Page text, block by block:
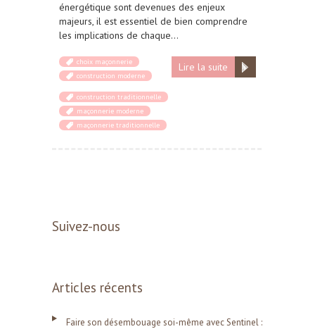
énergétique sont devenues des enjeux
majeurs, il est essentiel de bien comprendre
les implications de chaque…
Lire la suite
choix maçonnerie
construction moderne
construction traditionnelle
maçonnerie moderne
maçonnerie traditionnelle
Suivez-nous
Articles récents
Faire son désembouage soi-même avec Sentinel :